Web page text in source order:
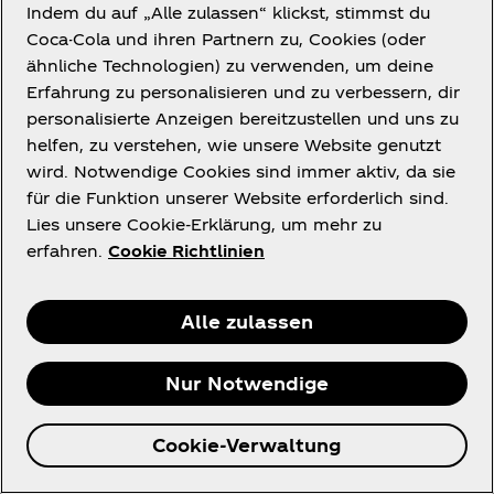
Wenn Sie der Ansicht sind, dass ein Benutzerinhalt
diese Bedingungen verletzt, benachrichtigen Sie
uns bitte unterhttps://www.coca-
colacompany.com/contact-us, einschließlich einer
Beschreibung des spezifischen Benutzerinhalts
und seines Standorts in den Diensten oder im
Social-Media-Auftritt von Coca‑Cola. Im gesetzlich
zulässigen Ausmaß stimmen Sie zu, Coca‑Cola
schadlos zu halten von allen Ansprüchen, die von
Dritten gegen Coca‑Cola geltend gemachten
Ihren Benutzerinhalten entstehen.
Neben Benutzerinhalten können Sie sich
gelegentlich entschließen, Coca‑Cola Ideen,
Vorschläge oder anderes Feedback über die
Dienste (Feedback) mitzuteilen. Wenn Sie gerne
eine Idee einsenden möchten, besuchen Sie bitte
Indem du auf „Alle zulassen“ klickst, stimmst du
Coca-Cola und ihren Partnern zu, Cookies (oder
ähnliche Technologien) zu verwenden, um deine
Erfahrung zu personalisieren und zu verbessern, dir
personalisierte Anzeigen bereitzustellen und uns zu
helfen, zu verstehen, wie unsere Website genutzt
wird. Notwendige Cookies sind immer aktiv, da sie
für die Funktion unserer Website erforderlich sind.
Lies unsere Cookie-Erklärung, um mehr zu
erfahren. Cookie Richtlinien
Alle zulassen
Nur Notwendige
Cookie-Verwaltung